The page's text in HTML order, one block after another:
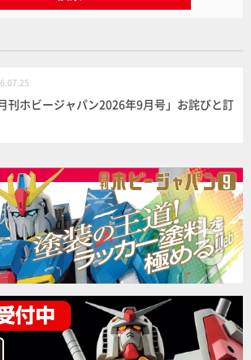
月刊ホビージャパン2026年9月号」お詫びと訂